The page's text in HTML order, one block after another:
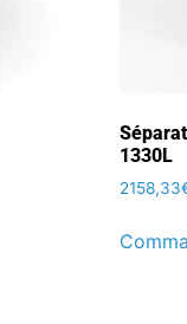
1330L
2158,33